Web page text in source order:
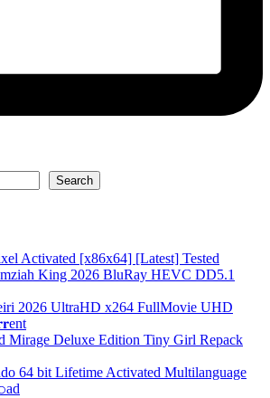
Search
Activated [x86x64] [Latest] Tested
King 2026 BluRay HEVC DD5.1
2026 UltraHD x264 FullMovie UHD
Mirage Deluxe Edition Tiny Girl Repack
64 bit Lifetime Activated Multilanguage